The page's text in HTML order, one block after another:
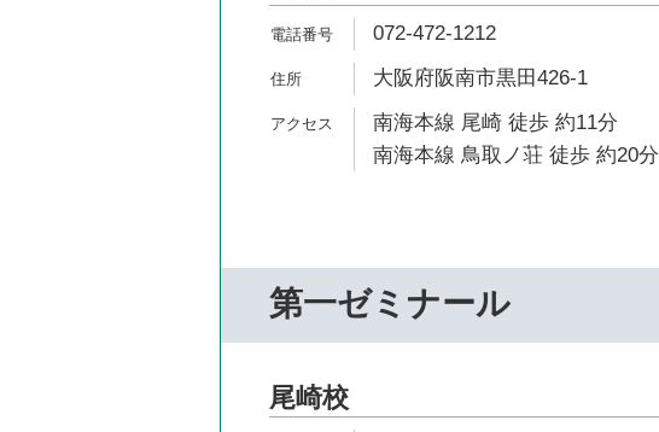
072-472-1212
大阪府阪南市黒田426-1
南海本線 尾崎 徒歩 約11分
南海本線 鳥取ノ荘 徒歩 約20分
第一ゼミナール
尾崎校